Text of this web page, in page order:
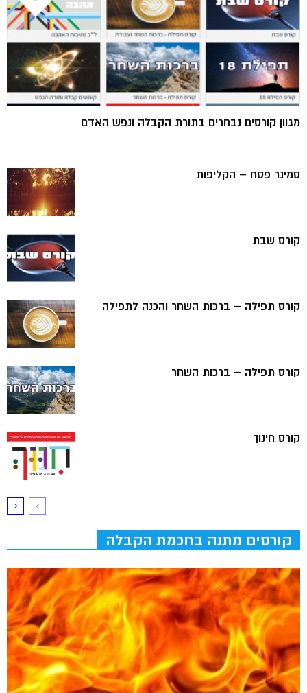
מגוון קורסים נבחרים בתורת הקבלה ונפש האדם
סמינר פסח – הקליפות
קורס שבת
קורס תפילה – ברכות השחר והכנה לתפילה
קורס תפילה – ברכות השחר
קורס חינוך
קורסים מתנה בחכמת הקבלה